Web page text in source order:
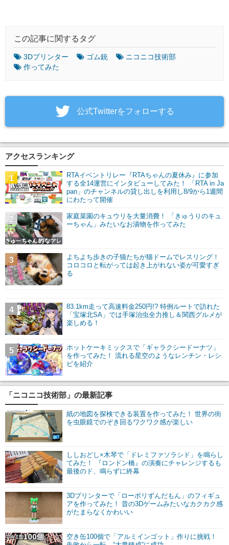
この記事に関するタグ
3Dプリンター ゴム銃
ニコニコ技術部
作ってみた
‎公式Twitterをフォローする
アクセスランキング
RTAイベントリレー『RTAちゃんの夏休み』に参加
する全14運営にインタビューしてみた！ 「RTA in Ja
pan」のチャンネルの貸し出しを利用し8/9から1週間
にわたって開催
1
家庭菜園のキュウリを大量消費！ 「きゅうりのキュ
ーちゃん」みたいなお漬物を作ってみた
2
よちよち歩きの子猫たちが猫ドームでレスリング！
コロコロと転がっては起き上がれない姿が可愛すぎ
る
3
83.1km走って高速料金250円!? 特例ルートで訪れた
「宝塚北SA」では手塚治虫全力推し＆関西グルメが
楽しめる！
4
ホットケーキミックスで「ギャラクシードーナツ」
を作ってみた！ 流れる星空のようなレンチン・レシ
ピを紹介
5
「ニコニコ技術部」の最新記事
紙の地図を探検できる装置を作ってみた！ 世界の街
を虫眼鏡でのぞき回るワクワク感が楽しい
ししおどし×木琴で「ドレミファソラシド」を鳴らし
てみた！ 『ロンドン橋』の演奏にチャレンジするも
最後のド、鳴らずに終幕
3Dプリンターで「ローポリずんだもん」のフィギュ
アを作ってみた！ 昔の3Dゲームみたいなカクカク感
がたまらなくかわいい
空き缶100個で「アルミインゴット」作りに挑戦！